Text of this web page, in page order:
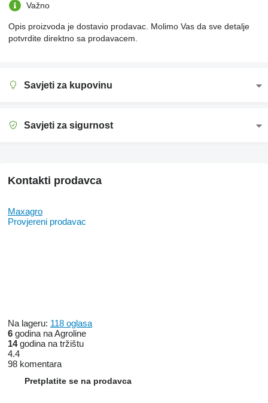
Važno
Opis proizvoda je dostavio prodavac. Molimo Vas da sve detalje
potvrdite direktno sa prodavacem.
Savjeti za kupovinu
Savjeti za sigurnost
Kontakti prodavca
Maxagro
Provjereni prodavac
Na lageru: 118 oglasa
6 godina na Agroline
14godina na tržištu
4.4
98 komentara
Pretplatite se na prodavca